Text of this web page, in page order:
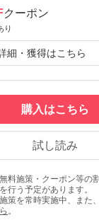
クーポン
り
細・獲得はこちら
購入はこちら
試し読み
料施策・クーポン等の
行う予定があります。
策を常時実施中、また
。